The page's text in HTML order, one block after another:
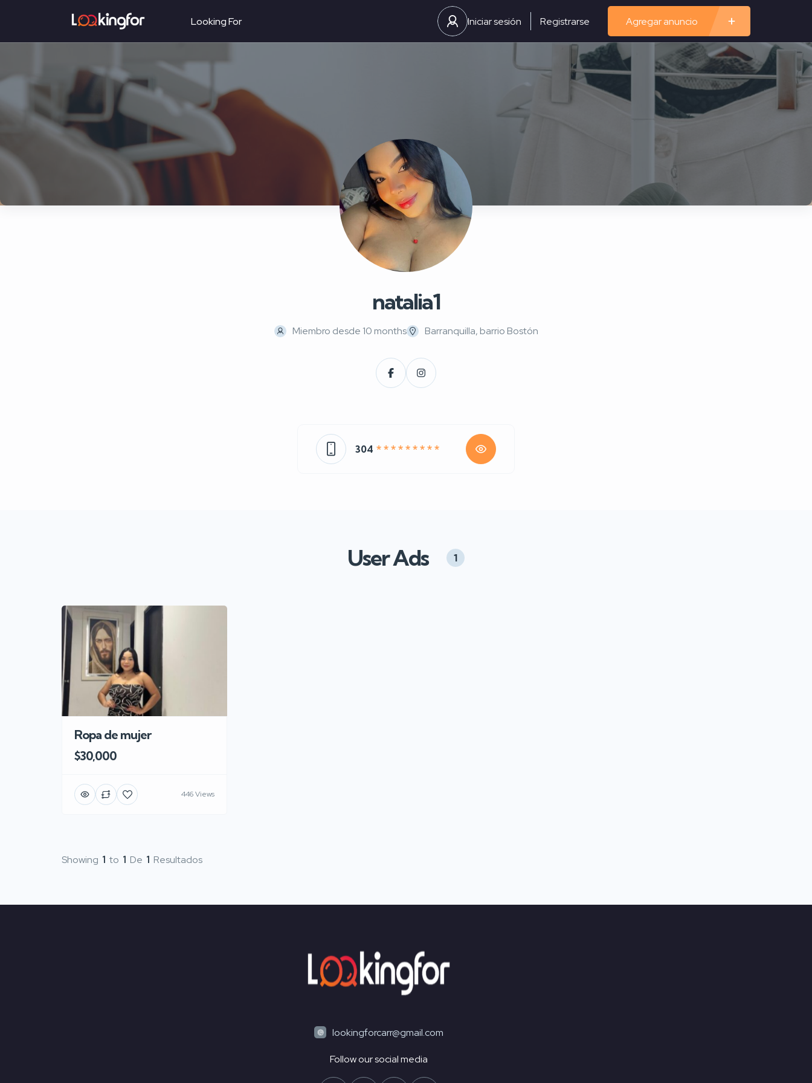
Looking For Iniciar sesión Registrarse Agregar anuncio
natalia1
Miembro desde 10 months Barranquilla, barrio Bostón
304 * * * * * * * * *
User Ads 1
Ropa de mujer
$30,000
446 Views
Showing 1 to 1 De 1 Resultados
lookingforcarr@gmail.com
Follow our social media